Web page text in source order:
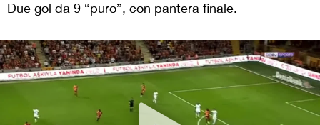
Due gol da 9 “puro”, con pantera finale.